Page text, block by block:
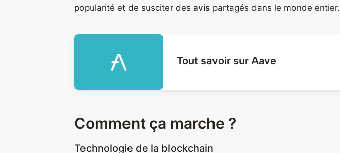
popularité et de susciter des avis partagés dans le monde entier.
Tout savoir sur Aave
Comment ça marche ?
Technologie de la blockchain